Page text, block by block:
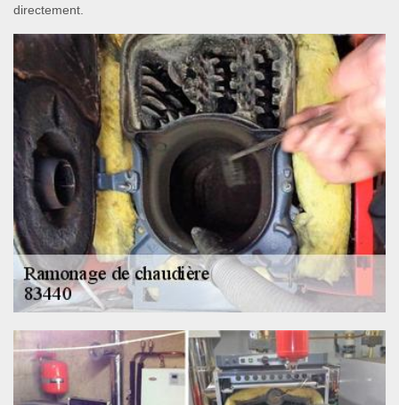
directement.